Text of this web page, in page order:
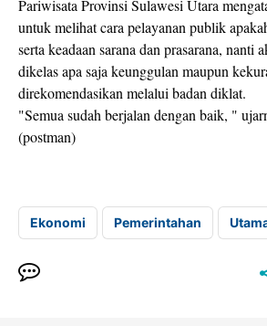
Pariwisata Provinsi Sulawesi Utara
untuk melihat cara pelayanan publik
serta keadaan sarana dan prasarana, nanti
dikelas apa saja keunggulan maupun
direkomendasikan melalui badan diklat.
"Semua sudah berjalan dengan baik, "
(postman)
Ekonomi Pemerintahan